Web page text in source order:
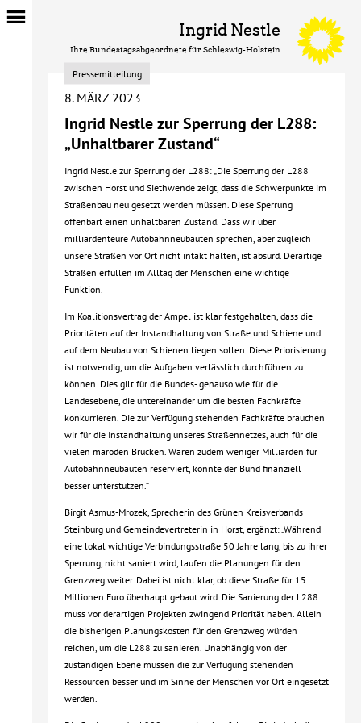
Ingrid Nestle
Ihre Bundestagsabgeordnete für Schleswig-Holstein
Pressemitteilung
8. MÄRZ 2023
Ingrid Nestle zur Sperrung der L288:
„Unhaltbarer Zustand“
Ingrid Nestle zur Sperrung der L288: „Die Sperrung der L288
zwischen Horst und Siethwende zeigt, dass die Schwerpunkte im
Straßenbau neu gesetzt werden müssen. Diese Sperrung
offenbart einen unhaltbaren Zustand. Dass wir über
milliardenteure Autobahnneubauten sprechen, aber zugleich
unsere Straßen vor Ort nicht intakt halten, ist absurd. Derartige
Straßen erfüllen im Alltag der Menschen eine wichtige
Funktion.
Im Koalitionsvertrag der Ampel ist klar festgehalten, dass die
Prioritäten auf der Instandhaltung von Straße und Schiene und
auf dem Neubau von Schienen liegen sollen. Diese Priorisierung
ist notwendig, um die Aufgaben verlässlich durchführen zu
können. Dies gilt für die Bundes- genauso wie für die
Landesebene, die untereinander um die besten Fachkräfte
konkurrieren. Die zur Verfügung stehenden Fachkräfte brauchen
wir für die Instandhaltung unseres Straßennetzes, auch für die
vielen maroden Brücken. Wären zudem weniger Milliarden für
Autobahnneubauten reserviert, könnte der Bund finanziell
besser unterstützen.“
Birgit Asmus-Mrozek, Sprecherin des Grünen Kreisverbands
Steinburg und Gemeindevertreterin in Horst, ergänzt: „Während
eine lokal wichtige Verbindungsstraße 50 Jahre lang, bis zu ihrer
Sperrung, nicht saniert wird, laufen die Planungen für den
Grenzweg weiter. Dabei ist nicht klar, ob diese Straße für 15
Millionen Euro überhaupt gebaut wird. Die Sanierung der L288
muss vor derartigen Projekten zwingend Priorität haben. Allein
die bisherigen Planungskosten für den Grenzweg würden
reichen, um die L288 zu sanieren. Unabhängig von der
zuständigen Ebene müssen die zur Verfügung stehenden
Ressourcen besser und im Sinne der Menschen vor Ort eingesetzt
werden.